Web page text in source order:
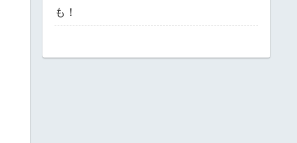
も！